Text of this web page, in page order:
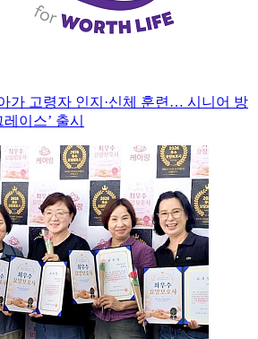
가 고령자 인지·신체 훈련… 시니어 방
이스’ 출시